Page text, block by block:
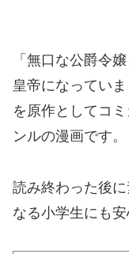
「無口な公爵令
皇帝になってい
を原作としてコ
ンルの漫画です。
読み終わった後
なる小学生にも